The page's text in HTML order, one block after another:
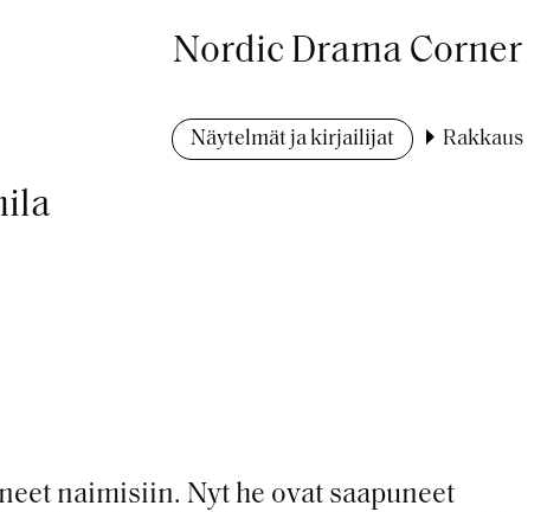
Nordic Drama Corner
Näytelmät ja kirjailijat Rakkaus
naimisiin. Nyt he ovat saapuneet